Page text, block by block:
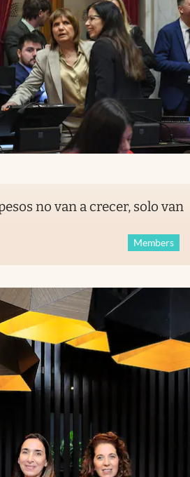
no van a crecer, solo van
Members